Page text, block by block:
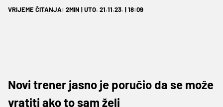
VRIJEME ČITANJA: 2MIN | UTO. 21.11.23. | 18:09
Novi trener jasno je poručio da se može
vratiti ako to sam želi